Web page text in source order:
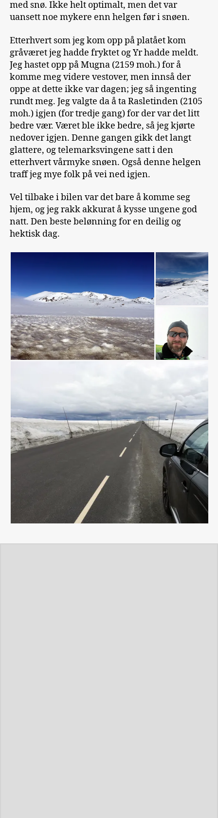
med snø. Ikke helt optimalt, men det var
uansett noe mykere enn helgen før i snøen.
Etterhvert som jeg kom opp på platået kom
gråværet jeg hadde fryktet og Yr hadde meldt.
Jeg hastet opp på Mugna (2159 moh.) for å
komme meg videre vestover, men innså der
oppe at dette ikke var dagen; jeg så ingenting
rundt meg. Jeg valgte da å ta Rasletinden (2105
moh.) igjen (for tredje gang) for der var det litt
bedre vær. Været ble ikke bedre, så jeg kjørte
nedover igjen. Denne gangen gikk det langt
glattere, og telemarksvingene satt i den
etterhvert vårmyke snøen. Også denne helgen
traff jeg mye folk på vei ned igjen.
Vel tilbake i bilen var det bare å komme seg
hjem, og jeg rakk akkurat å kysse ungene god
natt. Den beste belønning for en deilig og
hektisk dag.